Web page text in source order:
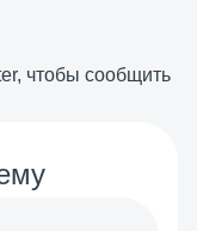
, чтобы сообщить